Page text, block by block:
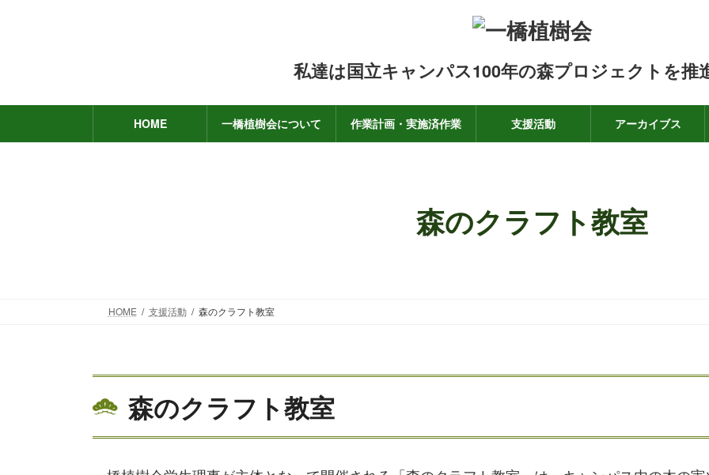
ス
ン
私達は国立キャンパス100年の森プロジェクトを推
HOME 一橋植樹会について 作業計画・実施済作業 支援活動 アーカイブス
森のクラフト教室
HOME 支援活動 森のクラフト教室
森のクラフト教室